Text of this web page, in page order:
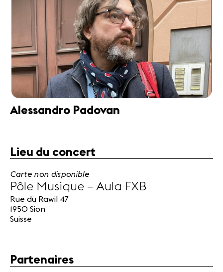
Alessandro Padovan
Lieu du concert
Carte non disponible
Pôle Musique – Aula FXB
Rue du Rawil 47
1950 Sion
Suisse
Partenaires